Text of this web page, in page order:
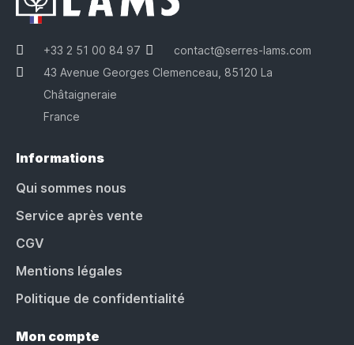
+33 2 51 00 84 97
contact@serres-lams.com
43 Avenue Georges Clemenceau, 85120 La
Châtaigneraie
France
Informations
Qui sommes nous
Service après vente
CGV
Mentions légales
Politique de confidentialité
Mon compte